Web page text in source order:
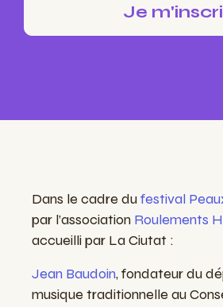
Dans le cadre dufestival
par l’association Roulements
accueilli par La Ciutat :
Jean Baudoin, fondateur du
musique traditionnelle au